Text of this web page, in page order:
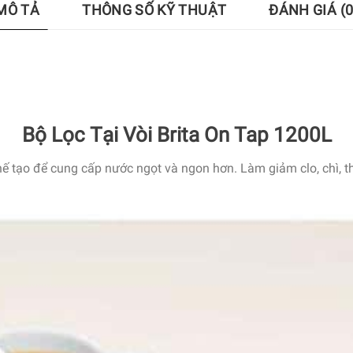
TẢ THÔNG SỐ KỸ THUẬT ĐÁNH GIÁ
Bộ Lọc Tại Vòi Brita On Tap 1200L
tạo để cung cấp nước ngọt và ngon hơn. Làm giảm clo, chì,